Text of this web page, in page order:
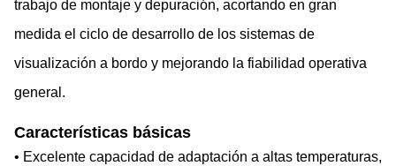
trabajo de montaje y depuración, acortando en gran
medida el ciclo de desarrollo de los sistemas de
visualización a bordo y mejorando la fiabilidad operativa
general.
Características básicas
• Excelente capacidad de adaptación a altas temperaturas,